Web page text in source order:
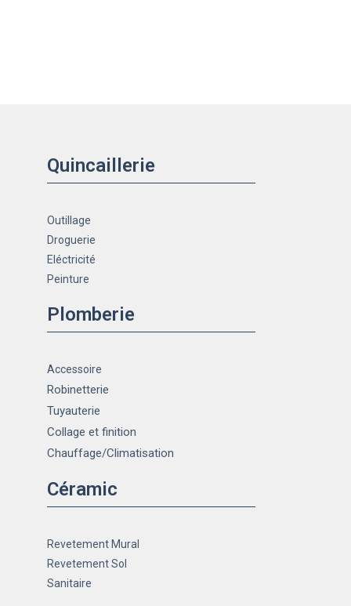
Quincaillerie
Outillage
Droguerie
Eléctricité
Peinture
Plomberie
Accessoire
Robinetterie
Tuyauterie
Collage et finition
Chauffage/Climatisation
Céramic
Revetement Mural
Revetement Sol
Sanitaire